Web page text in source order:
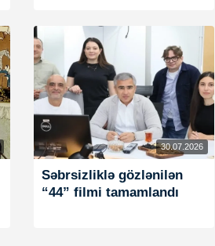
30.07.2026
Səbrsizliklə gözlənilən
“44” filmi tamamlandı